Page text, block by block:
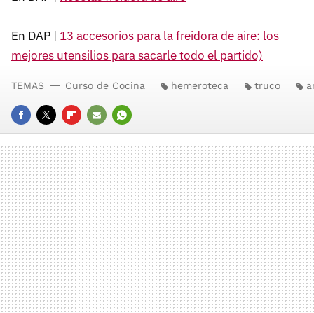
En DAP | 13 accesorios para la freidora de aire: los
mejores utensilios para sacarle todo el partido)
FACEBOOK
TWITTERFLIPBOARD
E-
MAIL
WHATSAPP
TEMAS Curso de Cocina hemeroteca truco